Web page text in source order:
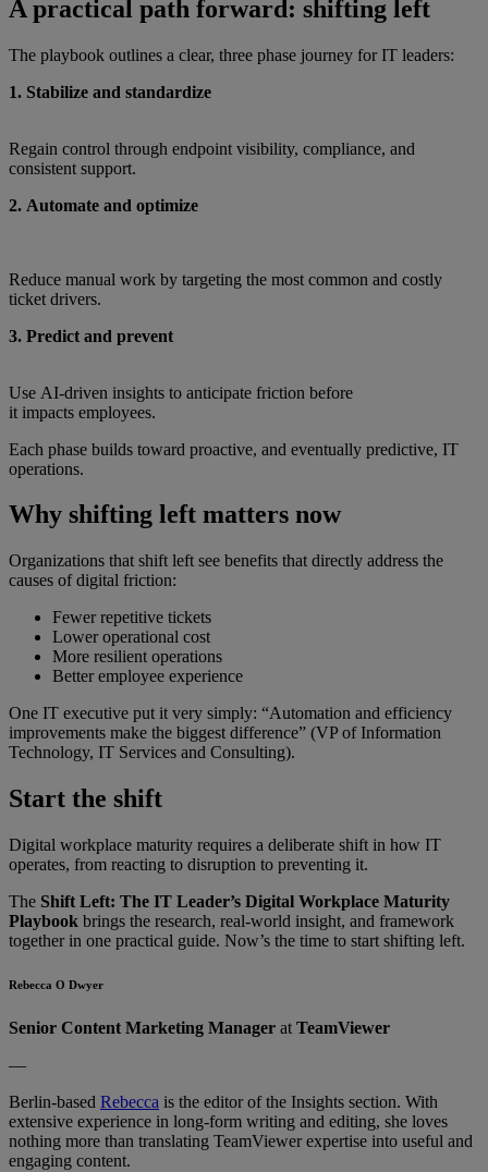
A practical path forward: shifting left
The playbook outlines a clear, three phase journey for IT leaders:
1. Stabilize and standardize
Regain control through endpoint visibility, compliance, and
consistent support.
2. Automate and optimize
Reduce manual work by targeting the most common and costly
ticket drivers.
3. Predict and prevent
Use AI‑driven insights to anticipate friction before
it impacts employees.
Each phase builds toward proactive, and eventually predictive, IT
operations.
Why shifting left matters now
Organizations that shift left see benefits that directly address the
causes of digital friction:
Fewer repetitive tickets
Lower operational cost
More resilient operations
Better employee experience
One IT executive put it very simply: “Automation and efficiency
improvements make the biggest difference” (VP of Information
Technology, IT Services and Consulting).
Start the shift
Digital workplace maturity requires a deliberate shift in how IT
operates, from reacting to disruption to preventing it.
The Shift Left: The IT Leader’s Digital Workplace Maturity
Playbook brings the research, real-world insight, and framework
together in one practical guide. Now’s the time to start shifting left.
Rebecca O Dwyer
Senior Content Marketing Manager at TeamViewer
—
Berlin-based Rebecca is the editor of the Insights section. With
extensive experience in long-form writing and editing, she loves
nothing more than translating TeamViewer expertise into useful and
engaging content.